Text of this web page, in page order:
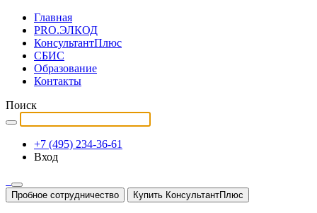
Главная
PRO.ЭЛКОД
КонсультантПлюс
СБИС
Образование
Контакты
Поиск
+7 (495) 234-36-61
Вход
Пробное сотрудничество Купить КонсультантПлюс